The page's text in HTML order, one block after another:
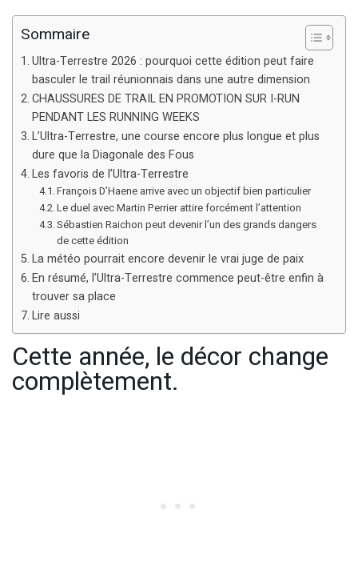
Sommaire
Ultra-Terrestre 2026 : pourquoi cette édition peut faire
basculer le trail réunionnais dans une autre dimension
CHAUSSURES DE TRAIL EN PROMOTION SUR I-RUN
PENDANT LES RUNNING WEEKS
L’Ultra-Terrestre, une course encore plus longue et plus
dure que la Diagonale des Fous
Les favoris de l’Ultra-Terrestre
François D’Haene arrive avec un objectif bien particulier
Le duel avec Martin Perrier attire forcément l’attention
Sébastien Raichon peut devenir l’un des grands dangers
de cette édition
La météo pourrait encore devenir le vrai juge de paix
En résumé, l’Ultra-Terrestre commence peut-être enfin à
trouver sa place
Lire aussi
Cette année, le décor change
complètement.